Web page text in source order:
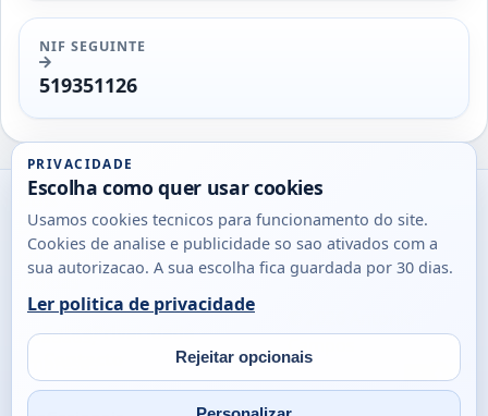
NIF SEGUINTE
519351126
Utils
DB
Consultas
para
cidadaos,
SobrePrivacidade
Campos
Email
PRIVACIDADE
Escolha como quer usar cookies
Usamos cookies tecnicos para funcionamento do site.
Cookies de analise e publicidade so sao ativados com a
sua autorizacao. A sua escolha fica guardada por 30 dias.
Ler politica de privacidade
Rejeitar opcionais